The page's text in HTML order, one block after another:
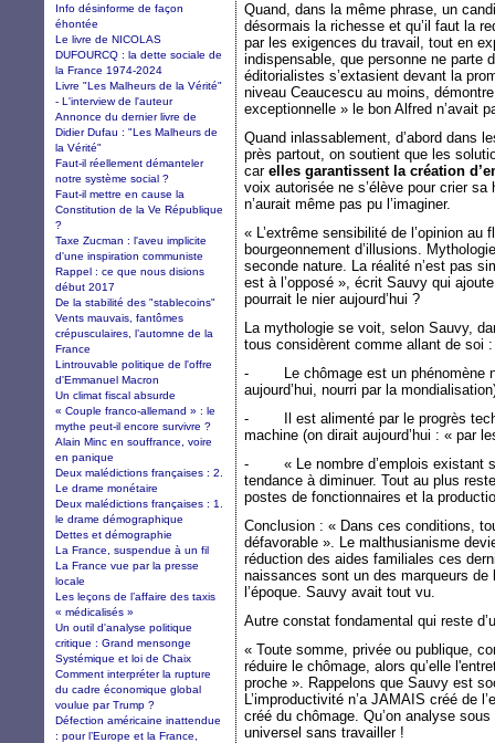
Quand, dans la même phrase, un
désormais la richesse et qu’il faut la
par les exigences du travail, tout en
indispensable, que personne ne parte
éditorialistes s’extasient devant la
niveau Ceaucescu au moins,
exceptionnelle » le bon Alfred n’avait
Quand inlassablement, d’abord dans
près partout, on soutient que les
car elles garantissent la création
voix autorisée ne s’élève pour crier
n’aurait même pas pu l’imaginer.
« L’extrême sensibilité de l’opinion au
bourgeonnement d’illusions.
seconde nature. La réalité n’est pas
est à l’opposé », écrit Sauvy qui
pourrait le nier aujourd’hui ?
La mythologie se voit, selon Sauvy,
tous considèrent comme allant de soi :
- Le chômage est un phénomène
aujourd’hui, nourri par la
- Il est alimenté par le progrès
machine (on dirait aujourd’hui : « par
- « Le nombre d’emplois existant
tendance à diminuer. Tout au plus
postes de fonctionnaires et la
Conclusion : « Dans ces conditions,
défavorable ». Le malthusianisme
réduction des aides familiales ces
naissances sont un des marqueurs
l’époque. Sauvy avait tout vu.
Autre constat fondamental qui reste
« Toute somme, privée ou publique,
réduire le chômage, alors qu’elle
proche ». Rappelons que Sauvy est
L’improductivité n’a JAMAIS créé de
créé du chômage. Qu’on analyse
universel sans travailler !
Info désinforme de façon
éhontée
Le livre de NICOLAS
DUFOURCQ : la dette sociale de
la France 1974-2024
Livre "Les Malheurs de la Vérité"
- L'interview de l'auteur
Annonce du dernier livre de
Didier Dufau : "Les Malheurs de
la Vérité"
Faut-il réellement démanteler
notre système social ?
Faut-il mettre en cause la
Constitution de la Ve République
?
Taxe Zucman : l'aveu implicite
d'une inspiration communiste
Rappel : ce que nous disions
début 2017
De la stabilité des "stablecoins"
Vents mauvais, fantômes
crépusculaires, l’automne de la
France
Lintrouvable politique de l'offre
d'Emmanuel Macron
Un climat fiscal absurde
« Couple franco-allemand » : le
mythe peut-il encore survivre ?
Alain Minc en souffrance, voire
en panique
Deux malédictions françaises : 2.
Le drame monétaire
Deux malédictions françaises : 1.
le drame démographique
Dettes et démographie
La France, suspendue à un fil
La France vue par la presse
locale
Les leçons de l’affaire des taxis
« médicalisés »
Un outil d'analyse politique
critique : Grand mensonge
Systémique et loi de Chaix
Comment interpréter la rupture
du cadre économique global
voulue par Trump ?
Défection américaine inattendue
: pour l’Europe et la France,